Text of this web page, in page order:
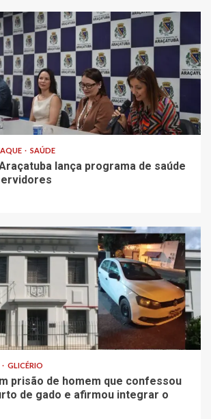
SAÚDE
lança programa de saúde
GLICÉRIO
prisão de homem que confessou
de gado e afirmou integrar o